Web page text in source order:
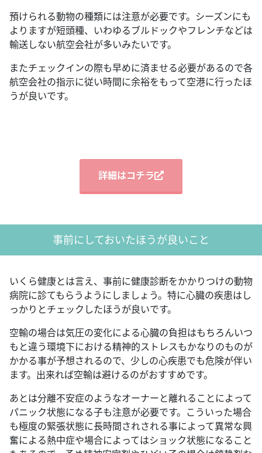
預けられる動物の種類には注意が必要です。シーズンにも
よりますが短頭種、いわゆるブルドックやフレンチなどは
輸送しない航空会社が多いみたいです。
またチェックインの際も早めに済ませる必要があるので各
航空会社の指示に従い時間に余裕をもって空港に行ったほ
うが良いです。
詳細はコチラ
事前にしておいたほうが良いこと
いくら健康とは言え、事前に健康診断をかかりつけの動物
病院に診てもらうようにしましょう。特に心臓の疾患はし
っかりとチェックしたほうが良いです。
空輸の場合は気圧の変化による心臓の負担はもちろんいつ
もと違う環境下における精神的ストレスもかなりのものが
かかる事が予想されるので、少しの心疾患でも危険が伴い
ます。出来れば空輸は避けるのがおすすめです。
あとは分離不安症のようなオーナーと離れることによって
パニック状態になる子も注意が必要です。こういった場合
も極度の緊張状態に長時間されされる事によって異常な興
奮による熱中症や場合によってはショック状態になること